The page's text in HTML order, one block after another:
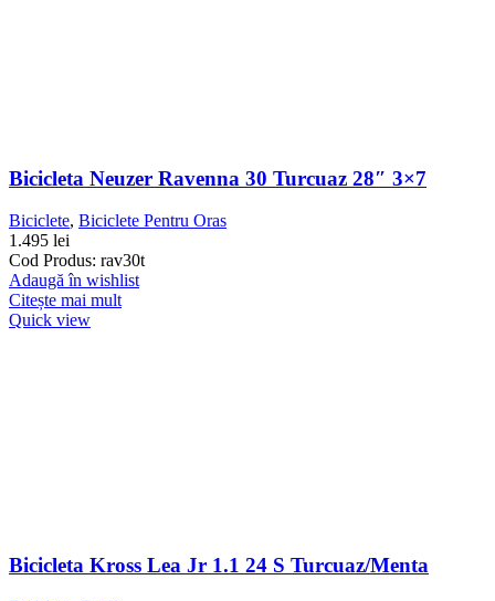
Bicicleta Neuzer Ravenna 30 Turcuaz 28″ 3×7
Biciclete, Biciclete Pentru Oras
1.495 lei
Cod Produs: rav30t
Adaugă în wishlist
Citește mai mult
Quick view
Bicicleta Kross Lea Jr 1.1 24 S Turcuaz/menta